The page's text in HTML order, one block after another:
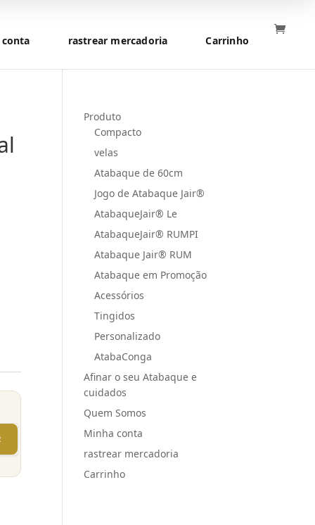
rastrear mercadoria Carrinho
Produto
Compacto
velas
Atabaque de 60cm
Jogo de Atabaque Jair®
AtabaqueJair® Le
AtabaqueJair® RUMPI
Atabaque Jair® RUM
Atabaque em Promoção
Acessórios
Tingidos
Personalizado
AtabaConga
Afinar o seu Atabaque e
cuidados
Quem Somos
Minha conta
rastrear mercadoria
Carrinho